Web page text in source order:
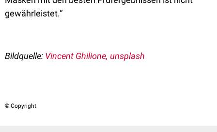
gewährleistet.“
Bildquelle: Vincent Ghilione, unsplash
© Copyright